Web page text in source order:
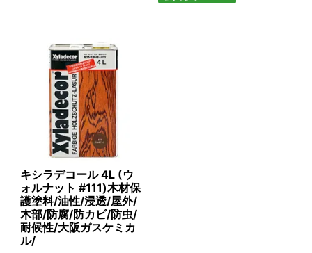
キシラデコール 4L (ウ
ォルナット #111)木材保
護塗料/油性/浸透/屋外/
木部/防腐/防カビ/防虫/
耐候性/大阪ガスケミカ
ル/